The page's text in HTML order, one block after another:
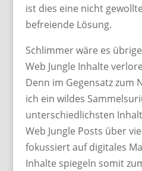
ist dies eine nicht
befreiende Lösung.
Schlimmer wäre es
Web Jungle Inhalte
Denn im Gegensatz zum
ich ein wildes
unterschiedlichsten
Web Jungle Posts über
fokussiert auf digitales
Inhalte spiegeln somit